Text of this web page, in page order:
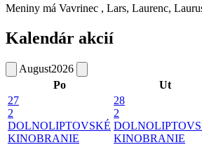
Meniny má Vavrinec , Lars, Laurenc,
Kalendár akcií
August2026
Po
Ut
27
2
DOLNOLIPTOVSKÉ
KINOBRANIE
28
2
KINOBRANIE